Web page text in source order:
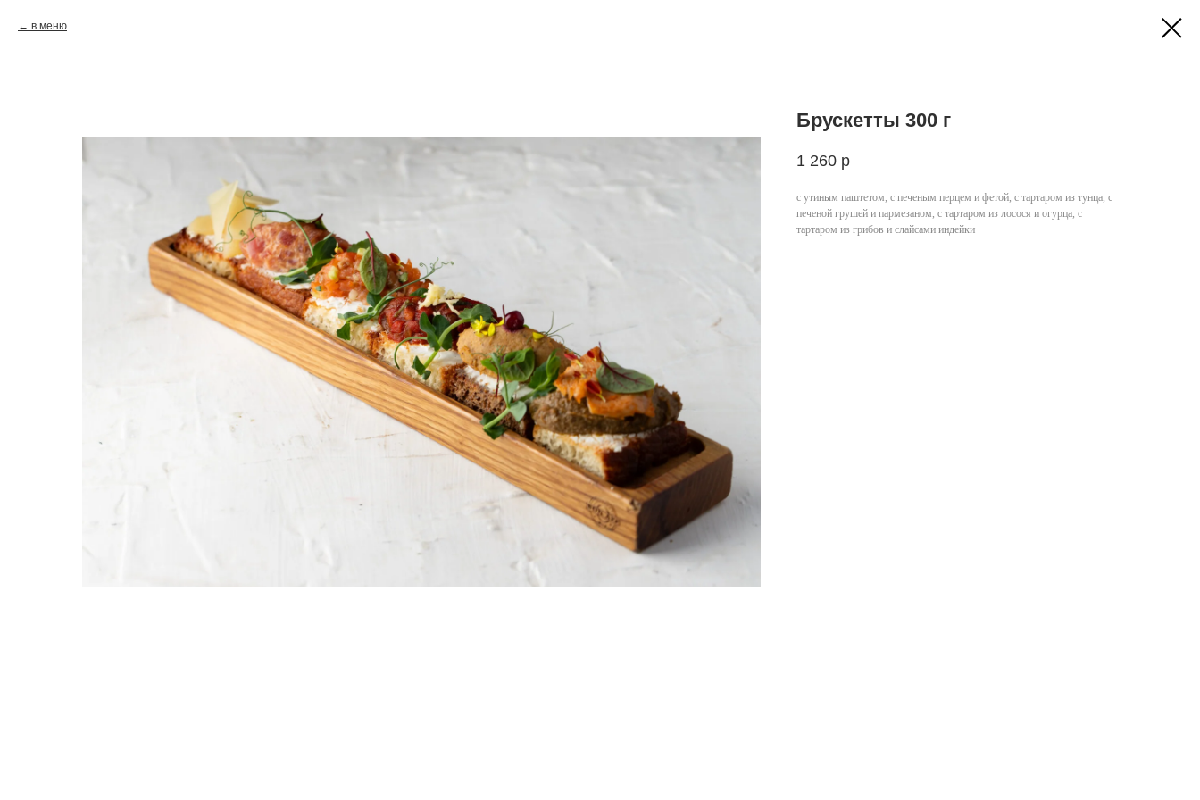
в меню
Брускетты 300 г
1 260 р
с утиным паштетом, с печеным перцем и фетой, с тартаром из тунца, с
печеной грушей и пармезаном, с тартаром из лосося и огурца, с
тартаром из грибов и слайсами индейки